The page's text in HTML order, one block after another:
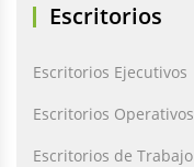
Escritorios
Escritorios Ejecutivos
Escritorios Operativos
Escritorios de Trabajo